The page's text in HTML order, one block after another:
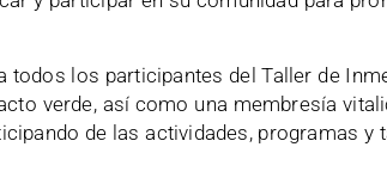
todos los participantes del Taller de
verde, así como una membresía
de las actividades, programas y